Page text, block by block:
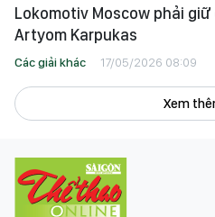
Lokomotiv Moscow phải giữ
Artyom Karpukas
Các giải khác 17/05/2026 08:09
Xem